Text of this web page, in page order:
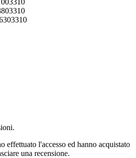
effettuato l'accesso ed hanno acquistato
una recensione.